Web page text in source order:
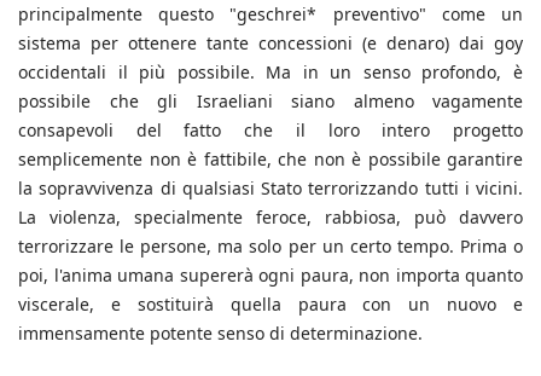
principalmente questo "geschrei* preventivo" come un
sistema per ottenere tante concessioni (e denaro) dai goy
occidentali il più possibile. Ma in un senso profondo, è
possibile che gli Israeliani siano almeno vagamente
consapevoli del fatto che il loro intero progetto
semplicemente non è fattibile, che non è possibile garantire
la sopravvivenza di qualsiasi Stato terrorizzando tutti i vicini.
La violenza, specialmente feroce, rabbiosa, può davvero
terrorizzare le persone, ma solo per un certo tempo. Prima o
poi, l'anima umana supererà ogni paura, non importa quanto
viscerale, e sostituirà quella paura con un nuovo e
immensamente potente senso di determinazione.